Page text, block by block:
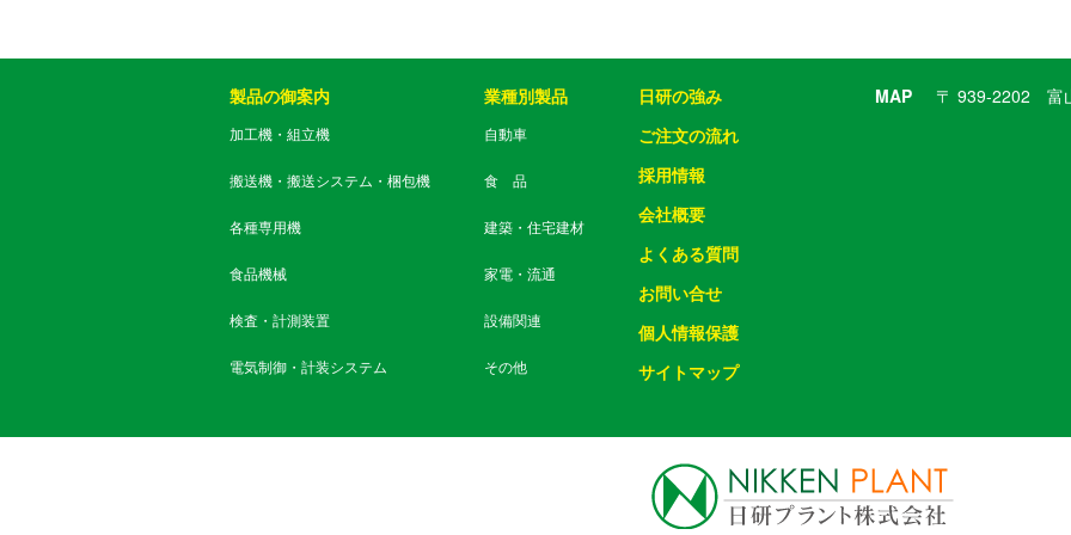
製品の御案内
加工機・組立機
搬送機・搬送システム・梱包機
各種専用機
食品機械
検査・計測装置
電気制御・計装システム
業種別製品
自動車
食 品
建築・住宅建材
家電・流通
設備関連
その他
日研の強み
ご注文の流れ
採用情報
会社概要
よくある質問
お問い合せ
個人情報保護
サイトマップ
MAP 〒 939-2202 富